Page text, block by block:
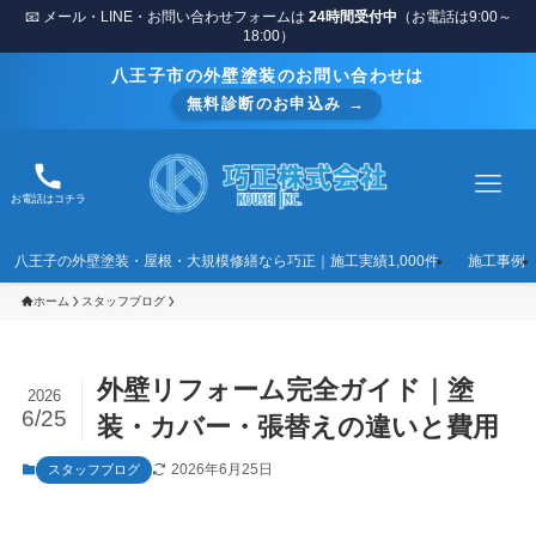
📧 メール・LINE・お問い合わせフォームは 24時間受付中 （お電話は9:00～
18:00）
八王子市の外壁塗装のお問い合わせは
無料診断のお申込み →
お電話はコチラ
八王子の外壁塗装・屋根・大規模修繕なら巧正｜施工実績1,000件 施工事例
ホーム スタッフブログ
外壁リフォーム完全ガイド｜塗
装・カバー・張替えの違いと費用
2026
6/25
スタッフブログ 2026年6月25日